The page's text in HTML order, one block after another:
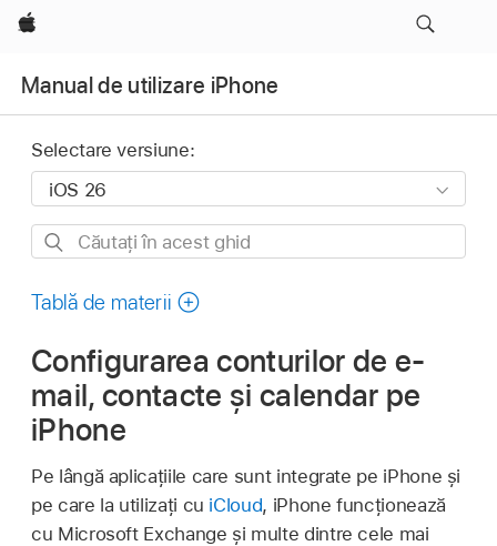
Apple
Manual de utilizare iPhone
Selectare versiune:
Căutați
acest
Tablă de materii
Configurarea conturilor de e-
mail, contacte și calendar pe
iPhone
Pe lângă aplicațiile care sunt integrate pe iPhone și
pe care la utilizați cu iCloud, iPhone funcționează
cu Microsoft Exchange și multe dintre cele mai